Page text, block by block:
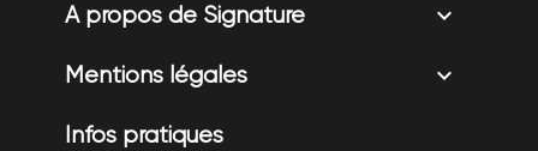
A propos de Signature 
Mentions légales 
Infos pratiques